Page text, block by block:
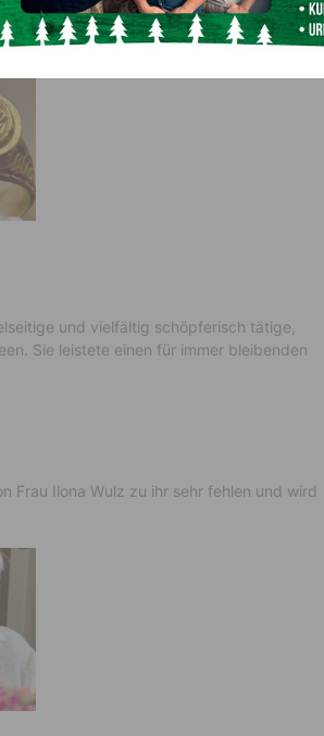
und vielfältig schöpferisch tätige,
Sie leistete einen für immer bleibenden
Frau Ilona Wulz zu ihr sehr fehlen und wird